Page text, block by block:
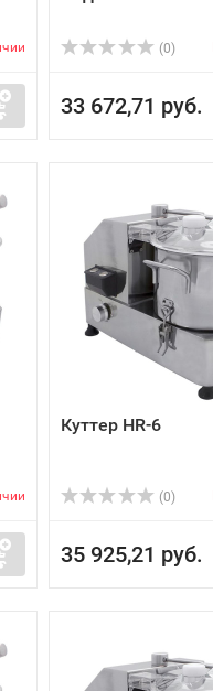
(0)
33 672,71 руб.
Куттер HR-6
(0)
35 925,21 руб.